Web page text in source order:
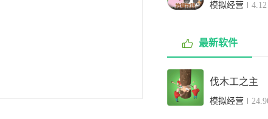
模拟经营
最新软件
伐木工之主
模拟经营